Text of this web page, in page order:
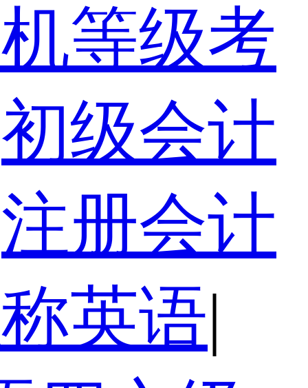
等级考
初级会计
注册会计
英语|